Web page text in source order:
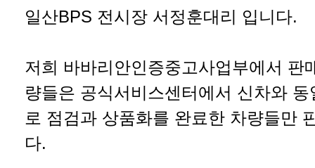
일산BPS 전시장 서정훈대리 입니다.
저희 바바리안인증중고사업부에서 판
량들은 공식서비스센터에서 신차와
로 점검과 상품화를 완료한 차량들만
다.